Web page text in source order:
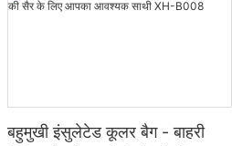
बहुमुखी इंसुलेटेड कूलर बैग - बाहरी